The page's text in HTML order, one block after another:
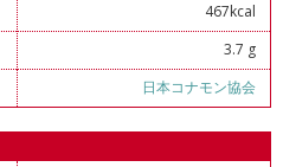
467kcal
3.7 g
日本コナモン協会